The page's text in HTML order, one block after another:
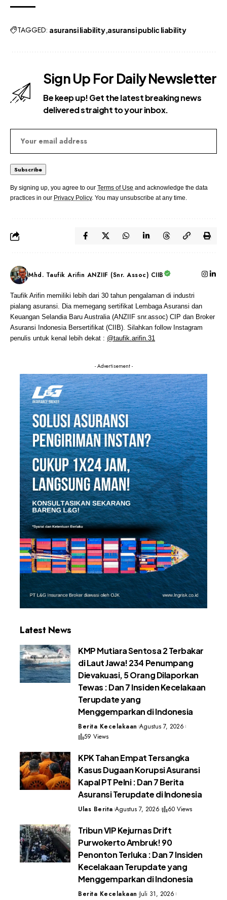
TAGGED: asuransi liability asuransi public liability
Sign Up For Daily Newsletter
Be keep up! Get the latest breaking news
delivered straight to your inbox.
By signing up, you agree to our Terms of Use and acknowledge the data
practices in our Privacy Policy. You may unsubscribe at any time.
Mhd. Taufik Arifin ANZIIF (Snr. Assoc) CIIB
Taufik Arifin memiliki lebih dari 30 tahun pengalaman di industri
pialang asuransi. Dia memegang sertifikat Lembaga Asuransi dan
Keuangan Selandia Baru Australia (ANZIIF snr.assoc) CIP dan Broker
Asuransi Indonesia Bersertifikat (CIIB). Silahkan follow Instagram
penulis untuk kenal lebih dekat : @taufik.arifin.31
- Advertisement -
Latest News
KMP Mutiara Sentosa 2 Terbakar
di Laut Jawa! 234 Penumpang
Dievakuasi, 5 Orang Dilaporkan
Tewas : Dan 7 Insiden Kecelakaan
Terupdate yang
Menggemparkan di Indonesia
Berita Kecelakaan Agustus 7, 2026
59 Views
KPK Tahan Empat Tersangka
Kasus Dugaan Korupsi Asuransi
Kapal PT Pelni : Dan 7 Berita
Asuransi Terupdate di Indonesia
Ulas Berita Agustus 7, 2026 60 Views
Tribun VIP Kejurnas Drift
Purwokerto Ambruk! 90
Penonton Terluka : Dan 7 Insiden
Kecelakaan Terupdate yang
Menggemparkan di Indonesia
Berita Kecelakaan Juli 31, 2026